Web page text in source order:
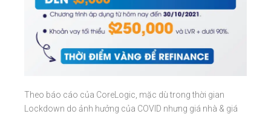
Theo báo cáo của CoreLogic, mặc dù trong thời gian
Lockdown do ảnh hưởng của COVID nhưng giá nhà & giá